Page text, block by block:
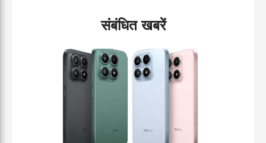
संबंधित खबरें